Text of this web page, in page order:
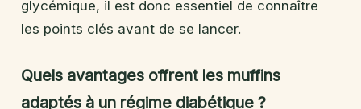
glycémique, il est donc essentiel de connaître
les points clés avant de se lancer.
Quels avantages offrent les muffins
adaptés à un régime diabétique ?